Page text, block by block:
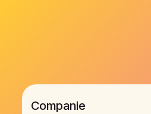
Companie